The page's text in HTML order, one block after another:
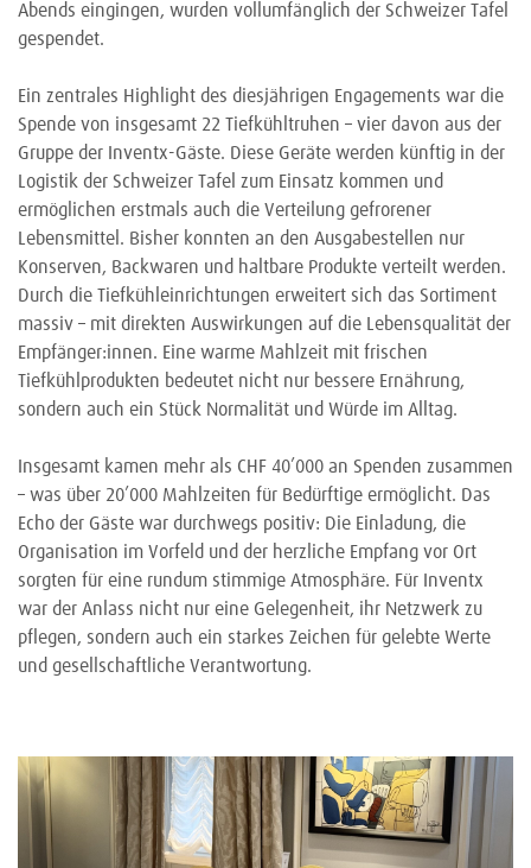
Abends eingingen, wurden vollumfänglich der Schweizer Tafel
gespendet.
Ein zentrales Highlight des diesjährigen Engagements war die
Spende von insgesamt 22 Tiefkühltruhen – vier davon aus der
Gruppe der Inventx-Gäste. Diese Geräte werden künftig in der
Logistik der Schweizer Tafel zum Einsatz kommen und
ermöglichen erstmals auch die Verteilung gefrorener
Lebensmittel. Bisher konnten an den Ausgabestellen nur
Konserven, Backwaren und haltbare Produkte verteilt werden.
Durch die Tiefkühleinrichtungen erweitert sich das Sortiment
massiv – mit direkten Auswirkungen auf die Lebensqualität der
Empfänger:innen. Eine warme Mahlzeit mit frischen
Tiefkühlprodukten bedeutet nicht nur bessere Ernährung,
sondern auch ein Stück Normalität und Würde im Alltag.
Insgesamt kamen mehr als CHF 40’000 an Spenden zusammen
– was über 20’000 Mahlzeiten für Bedürftige ermöglicht. Das
Echo der Gäste war durchwegs positiv: Die Einladung, die
Organisation im Vorfeld und der herzliche Empfang vor Ort
sorgten für eine rundum stimmige Atmosphäre. Für Inventx
war der Anlass nicht nur eine Gelegenheit, ihr Netzwerk zu
pflegen, sondern auch ein starkes Zeichen für gelebte Werte
und gesellschaftliche Verantwortung.